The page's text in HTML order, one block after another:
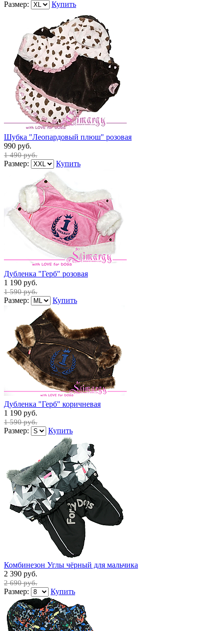
Размер: Купить
Шубка "Леопардовый плюш" розовая
990 руб.
1 490 руб.
Размер: Купить
Дубленка "Герб" розовая
1 190 руб.
1 590 руб.
Размер: Купить
Дубленка "Герб" коричневая
1 190 руб.
1 590 руб.
Размер: Купить
Комбинезон Углы чёрный для мальчика
2 390 руб.
2 690 руб.
Размер: Купить